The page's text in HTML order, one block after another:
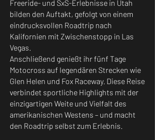
Freeride- und SxS-Erlebnisse in Utah
bilden den Auftakt, gefolgt von einem
eindrucksvollen Roadtrip nach
Kalifornien mit Zwischenstopp in Las
Vegas.
Anschließend genießt ihr fünf Tage
Motocross auf legendären Strecken wie
Glen Helen und Fox Raceway. Diese Reise
verbindet sportliche Highlights mit der
einzigartigen Weite und Vielfalt des
amerikanischen Westens – und macht
den Roadtrip selbst zum Erlebnis.